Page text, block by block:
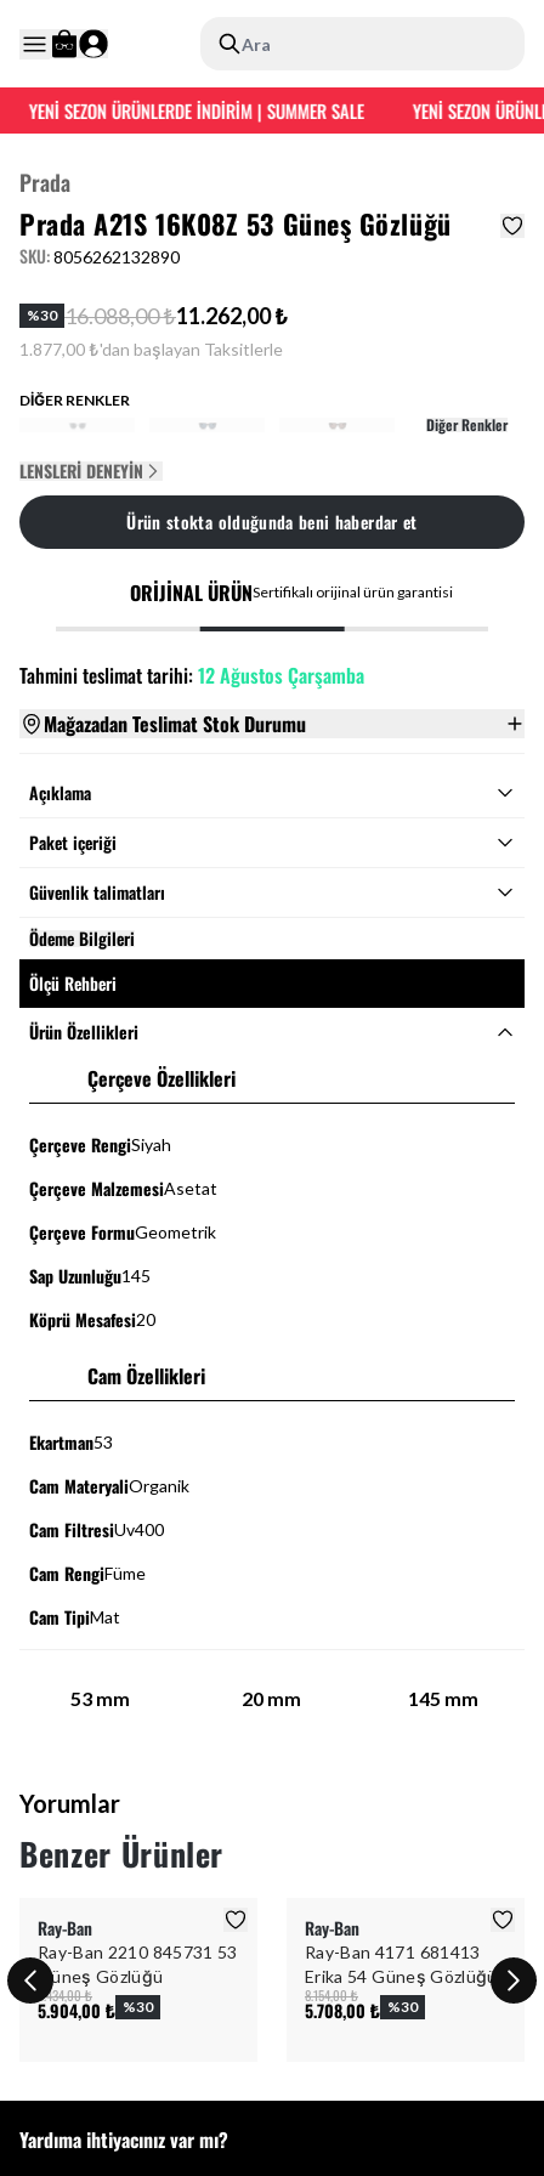
Ara
YENİ SEZON ÜRÜNLERDE İNDİRİM | SUMMER SALE YENİ SEZON
Prada
Prada A21S 16K08Z 53 Güneş Gözlüğü
SKU:8056262132890
%30 16.088,00 ₺11.262,00 ₺
1.877,00 ₺'dan başlayan Taksitlerle
DİĞER RENKLER
Diğer Renkler
LENSLERI DENEYIN
Ürün stokta olduğunda beni haberdar et
ORİJİNAL ÜRÜNSertifikalı orijinal ürün garantisi
Tahmini teslimat tarihi:12 Ağustos Çarşamba
Mağazadan Teslimat Stok Durumu
Açıklama
Paket içeriği
Güvenlik talimatları
Ödeme Bilgileri
Ölçü Rehberi
Ürün Özellikleri
Çerçeve Özellikleri
Çerçeve RengiSiyah
Çerçeve MalzemesiAsetat
Çerçeve FormuGeometrik
Sap Uzunluğu145
Köprü Mesafesi20
Cam Özellikleri
Ekartman53
Cam MateryaliOrganik
Cam FiltresiUv400
Cam RengiFüme
Cam TipiMat
53 mm 20 mm 145 mm
Yorumlar
Benzer Ürünler
Ray-Ban
Ray-Ban 2210 845731 53
Güneş Gözlüğü
8.434,00 ₺
5.904,00 ₺ %30
Ray-Ban
Ray-Ban 4171 681413
Erika 54 Güneş Gözlüğü
8.154,00 ₺
5.708,00 ₺ %30
Yardıma ihtiyacınız var mı?